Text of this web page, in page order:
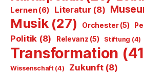
Lernen(6) Literatur(8)
Musik(27) Orchester(5)
Politik (8) Relevanz (5) Stiftung (4)
Transformation
Wissenschaft(4) Zukunft(8)